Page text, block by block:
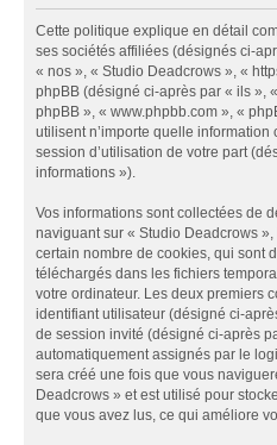
Cette politique explique en détail
ses sociétés affiliées (désignés ci-
« nos », « Studio Deadcrows », «
phpBB (désigné ci-après par « ils »,
phpBB », « www.phpbb.com », «
utilisent n’importe quelle
session d’utilisation de votre part
informations »).
Vos informations sont collectées de
naviguant sur « Studio Deadcrows
certain nombre de cookies, qui sont
téléchargés dans les fichiers
votre ordinateur. Les deux premiers
identifiant utilisateur (désigné ci-
de session invité (désigné ci-après
automatiquement assignés par le
sera créé une fois que vous
Deadcrows » et est utilisé pour
que vous avez lus, ce qui améliore